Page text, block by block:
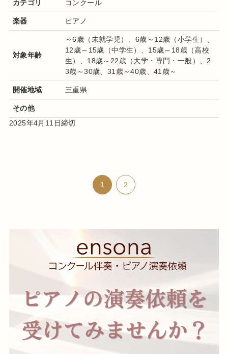
カテゴリ コンクール
楽器 ピアノ
対象年齢
～6歳（未就学児）、6歳～12歳（小学生）、
12歳～15歳（中学生）、15歳～18歳（高校
生）、18歳～22歳（大学・専門・一般）、2
3歳～30歳、31歳～40歳、41歳～
開催地域 三重県
その他
2025年4月11日締切
1 2